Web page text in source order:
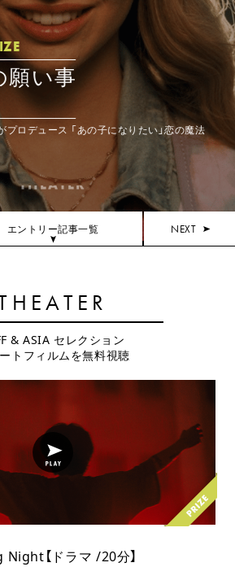
エントリー記事一覧 NEXT
THEATER
願い事
プロデュース 「あの子になりたい」恋の魔法
& ASIA セレクション
トフィルムを無料視聴
【ドラマ /20分】